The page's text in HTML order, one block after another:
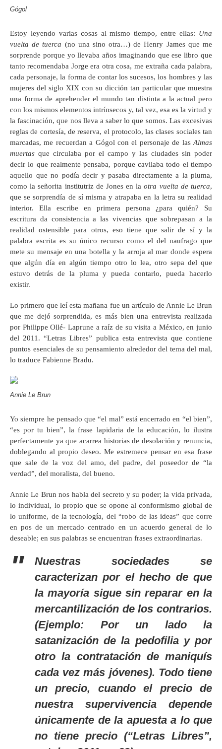
Gógol
Estoy leyendo varias cosas al mismo tiempo, entre ellas: Una
vuelta de tuerca (no una sino otra…) de Henry James que me
sorprende porque yo llevaba años imaginando que ese libro que
tanto recomendaba Jorge era otra cosa, me extraña cada palabra,
cada personaje, la forma de contar los sucesos, los hombres y las
mujeres del siglo XIX con su dicción tan particular que muestra
una forma de aprehender el mundo tan distinta a la actual pero
con los mismos elementos intrínsecos y, tal vez, esa es la virtud y
la fascinación, que nos lleva a saber lo que somos. Las excesivas
reglas de cortesía, de reserva, el protocolo, las clases sociales tan
marcadas, me recuerdan a Gógol con el personaje de las Almas
muertas que circulaba por el campo y las ciudades sin poder
decir lo que realmente pensaba, porque cavilaba todo el tiempo
aquello que no podía decir y pasaba directamente a la pluma,
como la señorita institutriz de Jones en laotra vuelta de tuerca,
que se sorprendía de sí misma y atrapaba en la letra su realidad
interior. Ella escribe en primera persona ¿para quién? Su
escritura da consistencia a las vivencias que sobrepasan a la
realidad ostensible para otros, eso tiene que salir de sí y la
palabra escrita es su único recurso como el del naufrago que
mete su mensaje en una botella y la arroja al mar donde espera
que algún día en algún tiempo otro lo lea, otro sepa del que
estuvo detrás de la pluma y pueda contarlo, pueda hacerlo
existir.
Lo primero que leí esta mañana fue un artículo de Annie Le Brun
que me dejó sorprendida, es más bien una entrevista realizada
por Philippe Ollé- Laprune a raíz de su visita a México, en junio
del 2011. “Letras Libres” publica esta entrevista que contiene
puntos esenciales de su pensamiento alrededor del tema del mal,
lo traduce Fabienne Bradu.
Annie Le Brun
Yo siempre he pensado que “el mal” está encerrado en “el bien”,
“es por tu bien”, la frase lapidaria de la educación, lo ilustra
perfectamente ya que acarrea historias de desolación y renuncia,
doblegando al propio deseo. Me estremece pensar en esa frase
que sale de la voz del amo, del padre, del poseedor de “la
verdad”, del moralista, del bueno.
Annie Le Brun nos habla del secreto y su poder; la vida privada,
lo individual, lo propio que se opone al conformismo global de
lo uniforme, de la tecnología, del “robo de las ideas” que corre
en pos de un mercado centrado en un acuerdo general de lo
deseable; en sus palabras se encuentran frases extraordinarias.
Nuestras sociedades se
caracterizan por el hecho de que
la mayoría sigue sin reparar en la
mercantilización de los contrarios.
(Ejemplo: Por un lado la
satanización de la pedofilia y por
otro la contratación de maniquís
cada vez más jóvenes). Todo tiene
un precio, cuando el precio de
nuestra supervivencia depende
únicamente de la apuesta a lo que
no tiene precio (“Letras Libres”,